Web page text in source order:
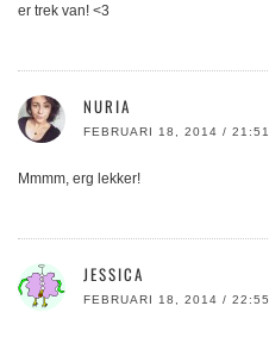
er trek van! <3
NURIA
FEBRUARI 18, 2014 / 21:51
Mmmm, erg lekker!
JESSICA
FEBRUARI 18, 2014 / 22:55